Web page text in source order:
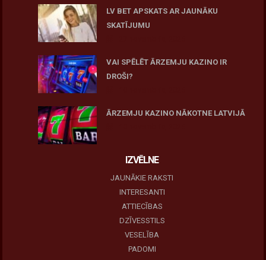
LV BET APSKATS AR JAUNĀKU
SKATĪJUMU
VAI SPĒLĒT ĀRZEMJU KAZINO IR
DROŠI?
ĀRZEMJU KAZINO NĀKOTNE LATVIJĀ
IZVĒLNE
JAUNĀKIE RAKSTI
INTERESANTI
ATTIECĪBAS
DZĪVESSTILS
VESELĪBA
PADOMI